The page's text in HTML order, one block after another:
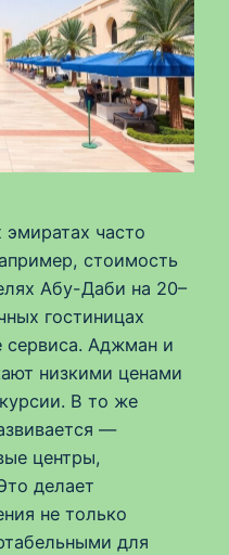
часто
стоимость
Абу-Даби на 20–
гостиницах
Аджман и
низкими ценами
В то же
—
центры,
делает
не только
для